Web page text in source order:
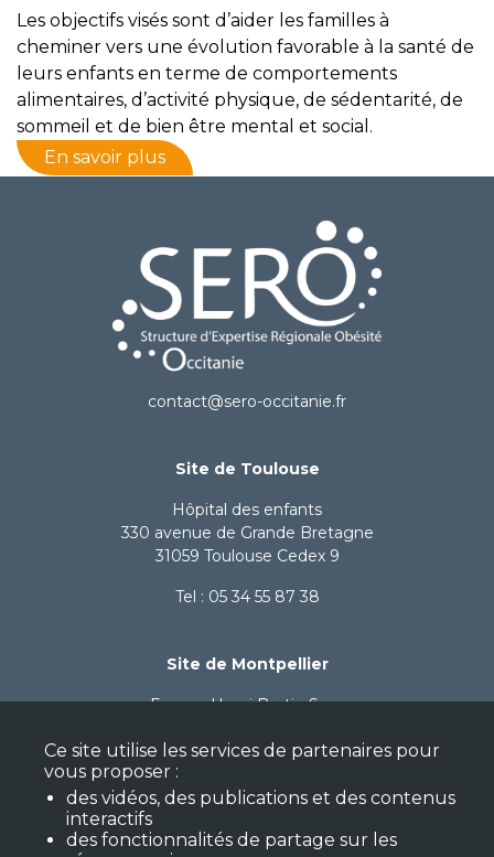
Les objectifs visés sont d’aider les familles à
cheminer vers une évolution favorable à la santé de
leurs enfants en terme de comportements
alimentaires, d’activité physique, de sédentarité, de
sommeil et de bien être mental et social.
En savoir plus
contact@sero-occitanie.fr
Site de Toulouse
Hôpital des enfants
330 avenue de Grande Bretagne
31059 Toulouse Cedex 9
Tel : 05 34 55 87 38
Site de Montpellier
Espace Henri Bertin Sans
34080 Montpellier
Tel : 06 71 96 50 21
Ce site utilise les services de partenaires pour
vous proposer :
des vidéos, des publications et des contenus
interactifs
des fonctionnalités de partage sur les